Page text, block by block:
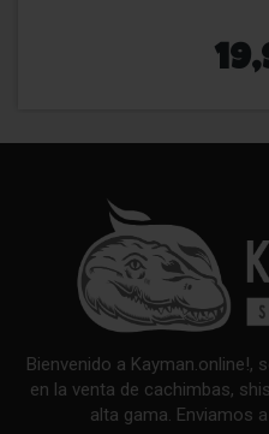
Bienvenido a Kayman.online!,
en la venta de cachimbas,
alta gama. Enviamos